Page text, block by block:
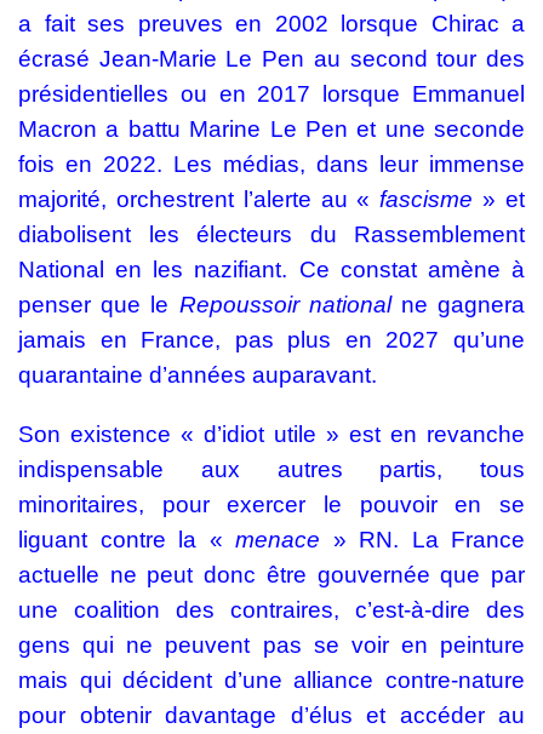
a fait ses preuves en 2002 lorsque Chirac a
écrasé Jean-Marie Le Pen au second tour des
présidentielles ou en 2017 lorsque Emmanuel
Macron a battu Marine Le Pen et une seconde
fois en 2022. Les médias, dans leur immense
majorité, orchestrent l’alerte au « fascisme » et
diabolisent les électeurs du Rassemblement
National en les nazifiant. Ce constat amène à
penser que le Repoussoir nationalne gagnera
jamais en France, pas plus en 2027 qu’une
quarantaine d’années auparavant.
Son existence « d’idiot utile » est en revanche
indispensable aux autres partis, tous
minoritaires, pour exercer le pouvoir en se
liguant contre la « menace » RN. La France
actuelle ne peut donc être gouvernée que par
une coalition des contraires, c’est-à-dire des
gens qui ne peuvent pas se voir en peinture
mais qui décident d’une alliance contre-nature
pour obtenir davantage d’élus et accéder au